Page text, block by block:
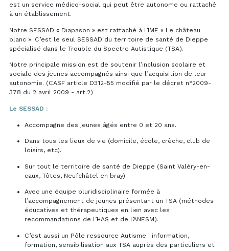
est un service médico-social qui peut être autonome ou rattaché
à un établissement.
Notre SESSAD « Diapason » est rattaché à l’IME « Le château
blanc ». C’est le seul SESSAD du territoire de santé de Dieppe
spécialisé dans le Trouble du Spectre Autistique (TSA).
Notre principale mission est de soutenir l’inclusion scolaire et
sociale des jeunes accompagnés ainsi que l’acquisition de leur
autonomie. (CASF article D312-55 modifié par le décret n°2009-
378 du 2 avril 2009 - art.2)
Le SESSAD :
Accompagne des jeunes âgés entre 0 et 20 ans.
Dans tous les lieux de vie (domicile, école, crèche, club de
loisirs, etc).
Sur tout le territoire de santé de Dieppe (Saint Valéry-en-
caux, Tôtes, Neufchâtel en bray).
Avec une équipe pluridisciplinaire formée à
l’accompagnement de jeunes présentant un TSA (méthodes
éducatives et thérapeutiques en lien avec les
recommandations de l’HAS et de l’ANESM).
C’est aussi un Pôle ressource Autisme : information,
formation, sensibilisation aux TSA auprès des particuliers et